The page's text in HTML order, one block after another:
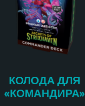
КОЛОДА ДЛЯ
«КОМАНДИРА»